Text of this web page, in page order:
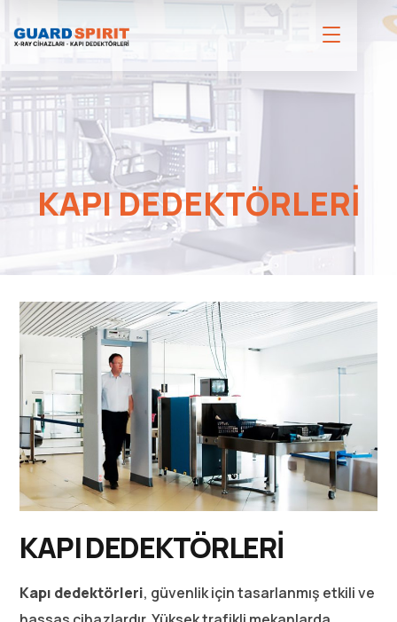
KAPI DEDEKTÖRLERI
KAPI DEDEKTÖRLERİ
Kapı dedektörleri, güvenlik için tasarlanmış etkili ve